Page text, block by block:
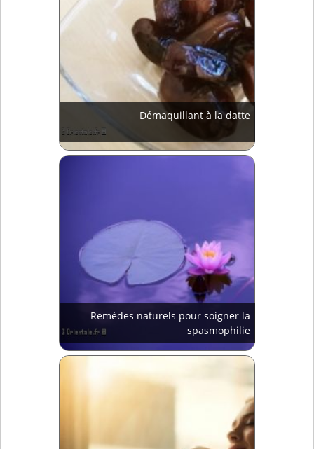
Démaquillant à la datte
Remèdes naturels pour soigner la
spasmophilie